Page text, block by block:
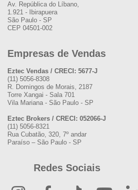
Av. República do Líbano,
1.921 - Ibirapuera
São Paulo - SP
CEP 04501-002
Empresas de Vendas
Eztec Vendas / CRECI: 5677-J
(11) 5056-8308
R. Domingos de Morais, 2187
Torre Xangai - Sala 701
Vila Mariana - São Paulo - SP
Eztec Brokers / CRECI: 052066-J
(11) 5056-8321
Rua Cubatão, 320, 7º andar
Paraíso – São Paulo - SP
Redes Sociais